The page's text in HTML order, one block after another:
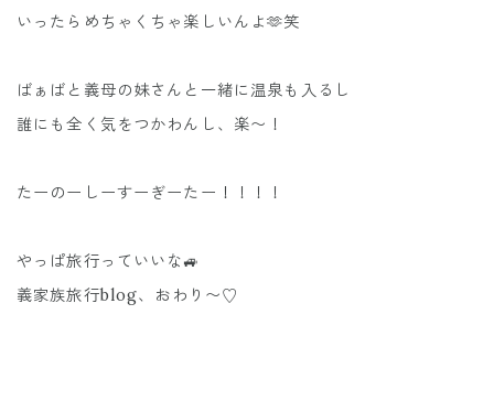
いったらめちゃくちゃ楽しいんよ🫶笑
ばぁばと義母の妹さんと一緒に温泉も入るし
誰にも全く気をつかわんし、楽〜！
たーのーしーすーぎーたー！！！！
やっぱ旅行っていいな🚙
義家族旅行blog、おわり〜♡